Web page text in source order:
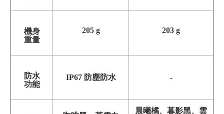
機身
重量
205 g 203 g
防水
功能
IP67 防塵防水 -
晨曦橘、暮影黑、雲